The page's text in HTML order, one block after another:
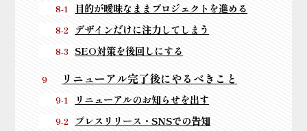
目的が曖昧なままプロジェクトを進める
デザインだけに注力してしまう
SEO対策を後回しにする
リニューアル完了後にやるべきこと
リニューアルのお知らせを出す
プレスリリース・SNSでの告知